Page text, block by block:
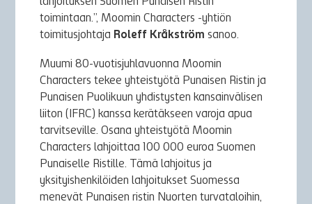
toimintaan.”, Moomin Characters -yhtiön
toimitusjohtaja Roleff Kråkströmsanoo.
Muumi 80-vuotisjuhlavuonna Moomin
Characters tekee yhteistyötä Punaisen Ristin ja
Punaisen Puolikuun yhdistysten kansainvälisen
liiton (IFRC) kanssa kerätäkseen varoja apua
tarvitseville. Osana yhteistyötä Moomin
Characters lahjoittaa 100 000 euroa Suomen
Punaiselle Ristille. Tämä lahjoitus ja
yksityishenkilöiden lahjoitukset Suomessa
menevät Punaisen ristin Nuorten turvataloihin,